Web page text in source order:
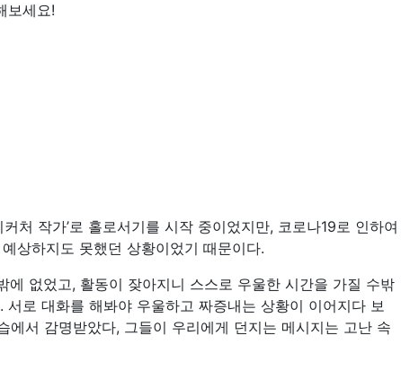
보세요!
처 작가’로 홀로서기를 시작 중이었지만, 코로나19로 인하여
상하지도 못했던 상황이었기 때문이다.
없었고, 활동이 잦아지니 스스로 우울한 시간을 가질 수밖
로 대화를 해봐야 우울하고 짜증내는 상황이 이어지다 보
서 감명받았다, 그들이 우리에게 던지는 메시지는 고난 속